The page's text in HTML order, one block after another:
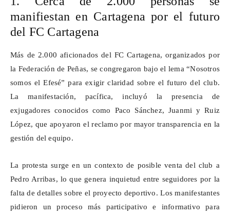
manifiestan en Cartagena por el futuro
del FC Cartagena
Más de 2.000 aficionados del FC Cartagena, organizados por
la Federación de Peñas, se congregaron bajo el lema “Nosotros
somos elEfesé” para exigir claridad sobre el futuro del club.
La manifestación, pacífica, incluyó la presencia de
exjugadores conocidos como Paco Sánchez, Juanmi y Ruiz
López, que apoyaron el reclamo por mayor transparencia en la
gestión del equipo.
La protesta surge en un contexto de posible venta del club a
Pedro Arribas, lo que genera inquietud entre seguidores por la
falta de detalles sobre el proyecto deportivo. Los manifestantes
pidieron un proceso más participativo e informativo para